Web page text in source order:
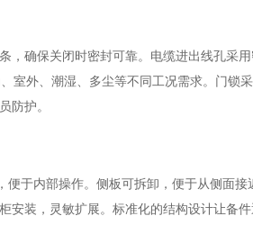
确保关闭时密封可靠。电缆进出线孔采
室外、潮湿、多尘等不同工况需求。门锁
防护。
于内部操作。侧板可拆卸，便于从侧面
装，灵敏扩展。标准化的结构设计让备件